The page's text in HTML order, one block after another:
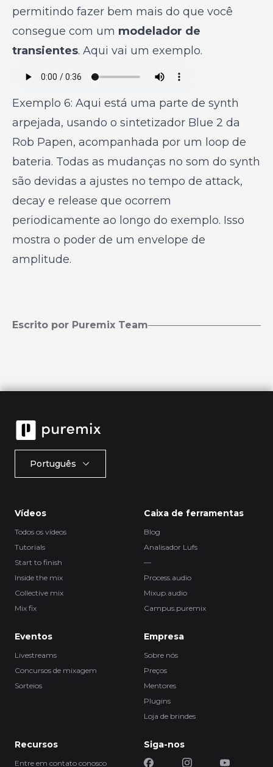
permitindo fazer bem mais do que você
consegue com um modelador de
transientes. Aqui vai um exemplo.
Exemplo 6: Aqui está uma parte de synth
arpejada, usando o sintetizador Blue 2 da
Rob Papen, acompanhada por um loop de
bateria. Todas as mudanças no som do synth
são devidas a ajustes no tempo de attack,
decay e release que ocorrem
periodicamente ao longo do exemplo. Isso
mostra o poder de um envelope de
amplitude.
Escrito por Puremix Team
Português
Vídeos
Todos os vídeos
Tutorials
Start to finish
Inside the mix
Collective mix
Mix fix
Caixa de ferramentas
Blog
Analisador Lufs
—
Process.audio
Mixup.audio
Campus.puremix
Eventos
Livestreams
Concursos de mixagem
Sorteios
Empresa
Sobre nós
Preços
Mentores
Plugins
Loja de brindes
Recursos
Entre em contato conosco
Siga-nos